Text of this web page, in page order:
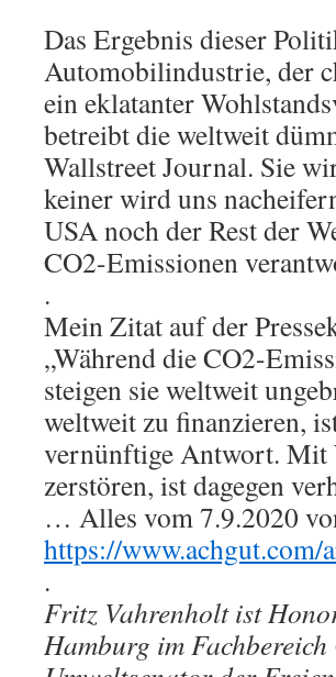
Das Ergebnis dieser
Automobilindustrie, der
ein eklatanter
betreibt die weltweit
Wallstreet Journal. Sie
keiner wird uns
USA noch der Rest der
CO2-Emissionen
.
Mein Zitat auf der
„Während die CO2-
steigen sie weltweit
weltweit zu finanzieren,
vernünftige Antwort. Mit
zerstören, ist dagegen
… Alles vom 7.9.2020
https://
.
Fritz Vahrenholt ist
Hamburg im